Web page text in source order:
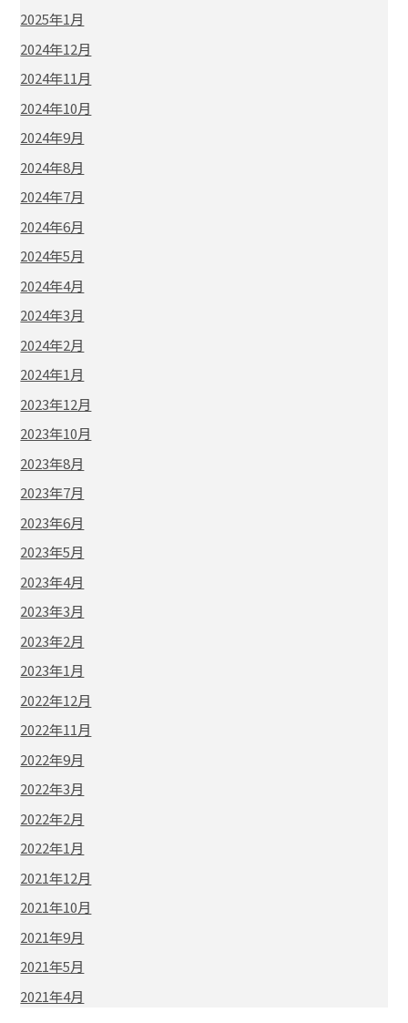
2025年1月
2024年12月
2024年11月
2024年10月
2024年9月
2024年8月
2024年7月
2024年6月
2024年5月
2024年4月
2024年3月
2024年2月
2024年1月
2023年12月
2023年10月
2023年8月
2023年7月
2023年6月
2023年5月
2023年4月
2023年3月
2023年2月
2023年1月
2022年12月
2022年11月
2022年9月
2022年3月
2022年2月
2022年1月
2021年12月
2021年10月
2021年9月
2021年5月
2021年4月